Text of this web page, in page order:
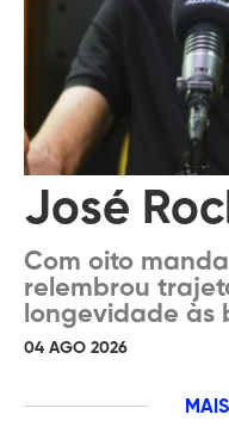
José
Com oito
relembrou
longevidade às
04 AGO 2026